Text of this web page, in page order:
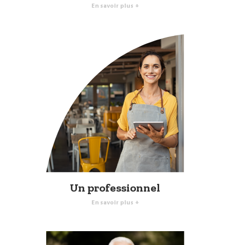
En savoir plus +
Un professionnel
En savoir plus +